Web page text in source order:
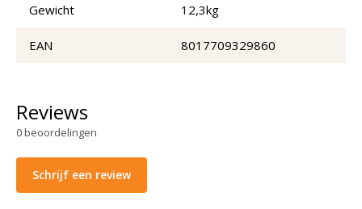
Gewicht 12,3kg
EAN 8017709329860
Reviews
0beoordelingen
Schrijf een review